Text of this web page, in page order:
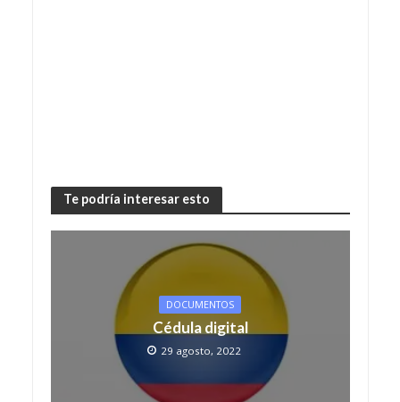
Te podría interesar esto
DOCUMENTOS
Cédula digital
29 agosto, 2022